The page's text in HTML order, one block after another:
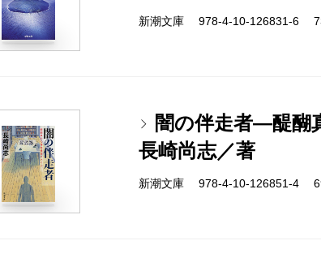
新潮文庫 978-4-10-126831-6
闇の伴走者―醍醐
長崎尚志／著
新潮文庫 978-4-10-126851-4